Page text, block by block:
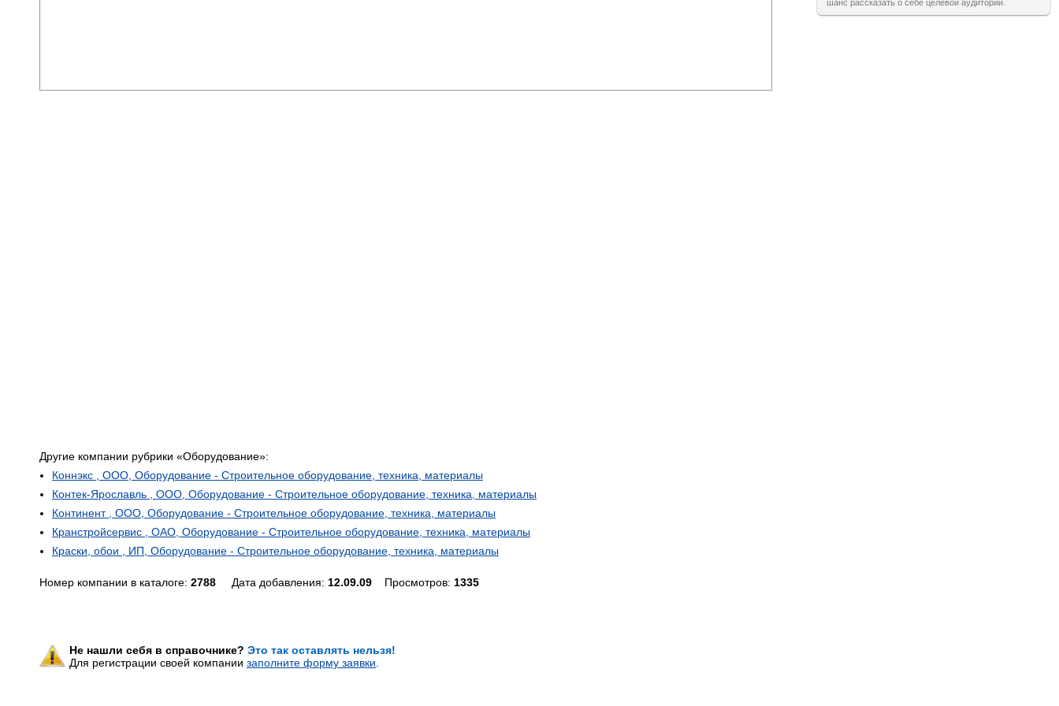
Другие компании рубрики «Оборудование»:
Коннэкс , ООО, Оборудование - Строительное оборудование, техника, материалы
Контек-Ярославль , ООО, Оборудование - Строительное оборудование, техника, материалы
Континент , ООО, Оборудование - Строительное оборудование, техника, материалы
Кранстройсервис , ОАО, Оборудование - Строительное оборудование, техника, материалы
Краски, обои , ИП, Оборудование - Строительное оборудование, техника, материалы
Номер компании в каталоге: 2788 Дата добавления: 12.09.09 Просмотров: 1335
Не нашли себя в справочнике? Это так оставлять нельзя!
Для регистрации своей компании заполните форму заявки
шанс рассказать о себе целевой аудитории.